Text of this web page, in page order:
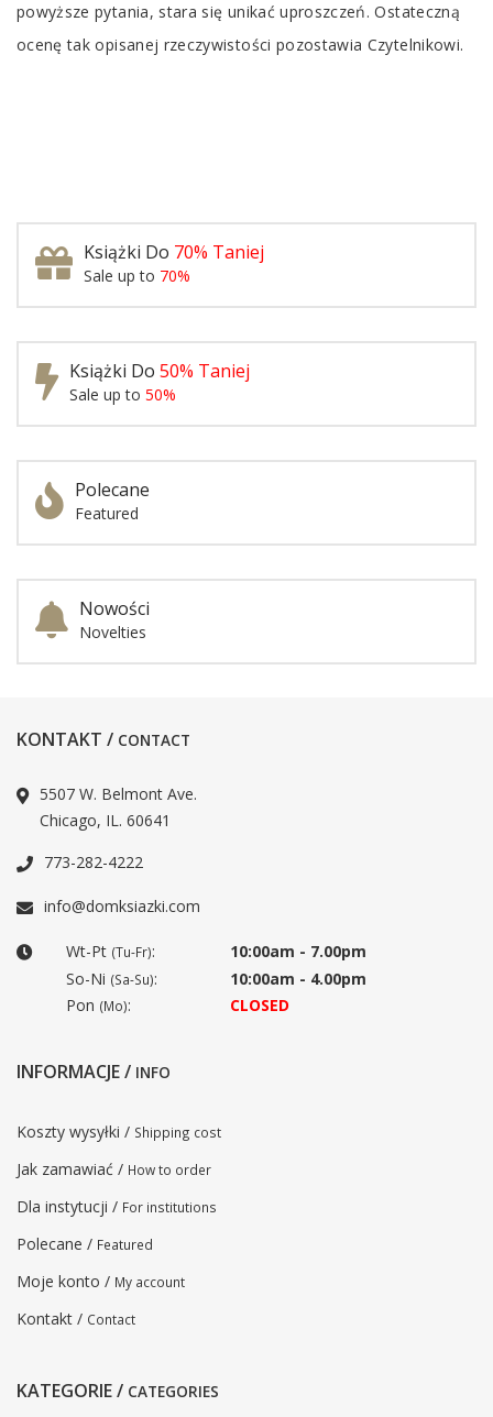
powyższe pytania, stara się unikać uproszczeń. Ostateczną
ocenę tak opisanej rzeczywistości pozostawia Czytelnikowi.
Książki Do 70% Taniej
Sale up to 70%
Książki Do 50% Taniej
Sale up to 50%
Polecane
Featured
Nowości
Novelties
KONTAKT / CONTACT
5507 W. Belmont Ave.
Chicago, IL. 60641
773-282-4222
info@domksiazki.com
Wt-Pt (Tu-Fr):
10:00am - 7.00pm
So-Ni (Sa-Su):
10:00am - 4.00pm
Pon (Mo): CLOSED
INFORMACJE / INFO
Koszty wysyłki / Shipping cost
Jak zamawiać / How to order
Dla instytucji / For institutions
Polecane / Featured
Moje konto / My account
Kontakt / Contact
KATEGORIE / CATEGORIES